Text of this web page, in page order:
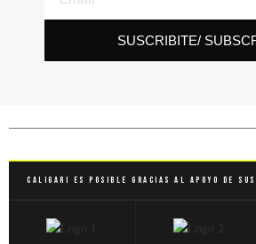
SUSCRIBITE/
Caligari es posible gracias al apoyo de sus